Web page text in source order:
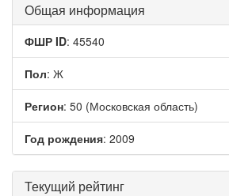
Общая информация
ФШР ID: 45540
Пол: Ж
Регион: 50 (Московская область)
Год рождения: 2009
Текущий рейтинг